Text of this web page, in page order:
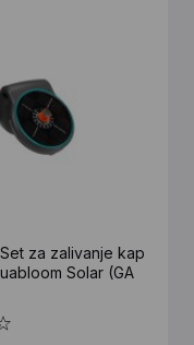
Set za zalivanje kap
Solar (GA